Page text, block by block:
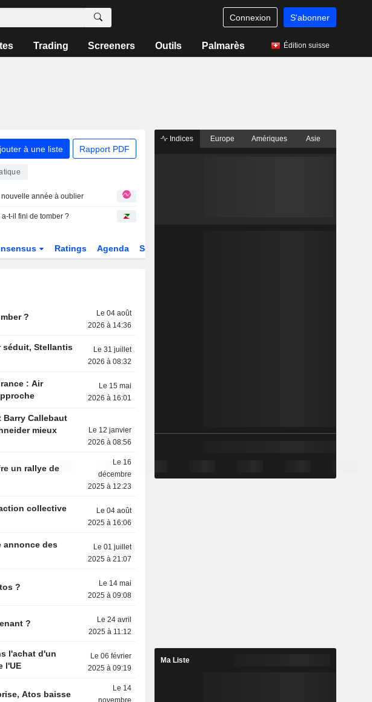
Connexion S'abonner
Trading Screeners Outils Palmarès Édition suisse
à une liste Rapport PDF
nouvelle année à oublier
t-il fini de tomber ?
Ratings Agenda Secteur
?
Le 04 août
2026 à 14:36
séduit, Stellantis
Le 31 juillet
2026 à 08:32
: Air
Le 15 mai
2026 à 16:01
Barry Callebaut
mieux
Le 12 janvier
2026 à 08:56
un rallye de
Le 16
décembre
2025 à 12:23
collective
Le 04 août
2025 à 16:06
annonce des
Le 01 juillet
2025 à 21:07
?
Le 14 mai
2025 à 09:08
?
Le 24 avril
2025 à 11:12
l'achat d'un
l'UE
Le 06 février
2025 à 09:19
Atos baisse
Le 14
novembre
Indices Europe Amériques Asie
Ma Liste